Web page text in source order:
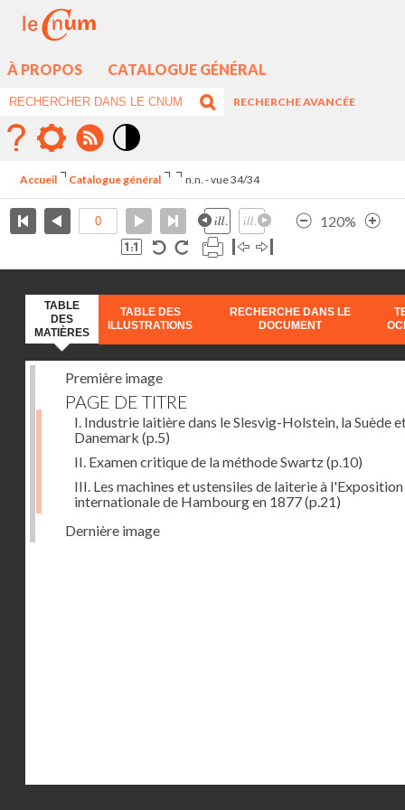
À PROPOS CATALOGUE GÉNÉRAL
RECHERCHE AVANCÉE
élévé
Accueil Catalogue général n.n. - vue 34/34
120%
TABLE
DES
MATIÈRES
TABLE DES
ILLUSTRATIONS
RECHERCHE DANS LE
DOCUMENT
Première image
PAGE DE TITRE
I. Industrie laitière dans le Slesvig-Holstein, la Suède
Danemark (p.5)
II. Examen critique de la méthode Swartz(p.10)
III. Les machines et ustensiles de laiterie à l'Exposition
internationale de Hambourg en 1877(p.21)
Dernière image